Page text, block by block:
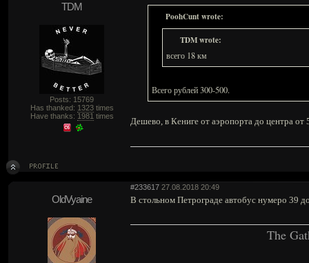
TDM
Posts: 15769
Has thanked: 1323times
Have thanks: 1981 times
PoohCunt wrote:
TDM wrote:
всего 18 км
Всего рублей 300-500.
Дешево, в Кениге от аэропорта до центра от
#233617 27.08.2018 20:49
OldVyaine В стольном Петрограде автобус нумеро 39
The